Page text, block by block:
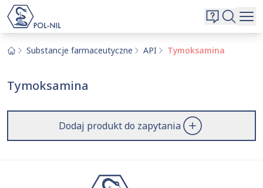
Kontakt
Substancje farmaceutyczne API Tymoksamina
Tymoksamina
Dodaj produkt do zapytania
Wybrane surowce i substancje
Przejdź doofertyi dodaj surowce, o których chcesz
dowiedzieć się więcej.
Wyszukiwarka
Szukaj